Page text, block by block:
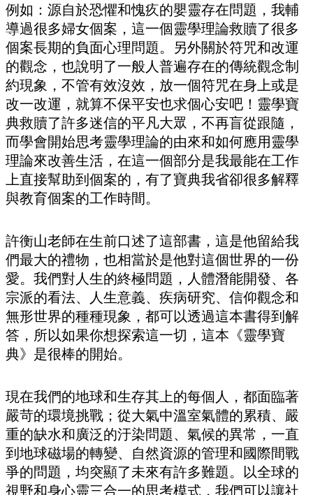
例如：源自於恐懼和愧疚的嬰靈存在問題，我輔
導過很多婦女個案，這一個靈學理論救贖了很多
個案長期的負面心理問題。另外關於符咒和改運
的觀念，也說明了一般人普遍存在的傳統觀念制
約現象，不管有效沒效，放一個符咒在身上或是
改一改運，就算不保平安也求個心安吧！靈學寶
典救贖了許多迷信的平凡大眾，不再盲從跟隨，
而學會開始思考靈學理論的由來和如何應用靈學
理論來改善生活，在這一個部分是我最能在工作
上直接幫助到個案的，有了寶典我省卻很多解釋
與教育個案的工作時間。
許衡山老師在生前口述了這部書，這是他留給我
們最大的禮物，也相當於是他對這個世界的一份
愛。我們對人生的終極問題，人體潛能開發、各
宗派的看法、人生意義、疾病研究、信仰觀念和
無形世界的種種現象，都可以透過這本書得到解
答，所以如果你想探索這一切，這本《靈學寶
典》是很棒的開始。
現在我們的地球和生存其上的每個人，都面臨著
嚴苛的環境挑戰；從大氣中溫室氣體的累積、嚴
重的缺水和廣泛的汙染問題、氣候的異常，一直
到地球磁場的轉變、自然資源的管理和國際間戰
爭的問題，均突顯了未來有許多難題。以全球的
視野和身心靈三合一的思考模式，我們可以讓社